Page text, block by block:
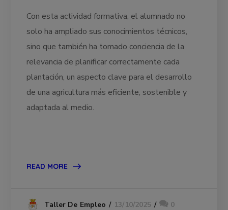
Con esta actividad formativa, el alumnado no
solo ha ampliado sus conocimientos técnicos,
sino que también ha tomado conciencia de la
relevancia de planificar correctamente cada
plantación, un aspecto clave para el desarrollo
de una agricultura más eficiente, sostenible y
adaptada al medio.
READ MORE
Taller De Empleo 13/10/2025 0